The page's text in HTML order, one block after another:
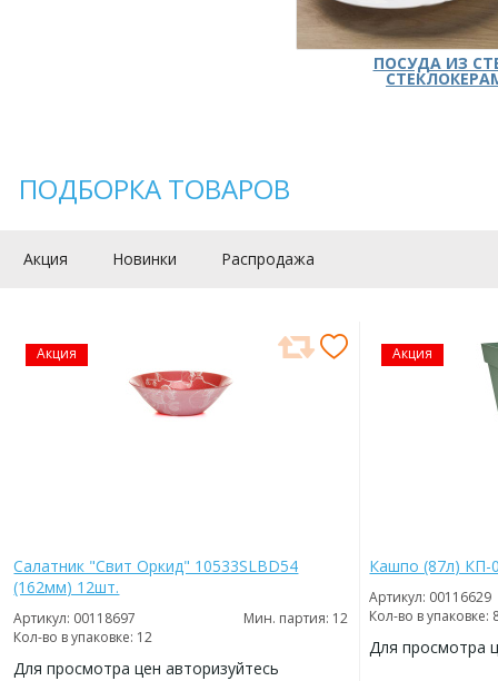
ПОСУДА ИЗ
ПОДБОРКА ТОВАРОВ
Акция Новинки Распродажа
Акция
Салатник "Свит Оркид" 10533SLBD54
(162мм) 12шт.
Артикул: 00118697
Мин. партия: 12
Кол-во в упаковке: 12
Для просмотра цен авторизуйтесь
Акция
Кашпо (87л) КП-
Артикул: 00116629
Кол-во в упаковке:
Для просмотра